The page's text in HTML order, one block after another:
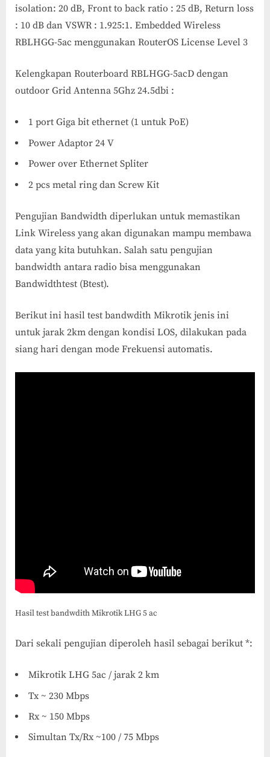
isolation: 20 dB, Front to back ratio : 25 dB, Return loss
: 10 dB dan VSWR : 1.925:1. Embedded Wireless
RBLHGG-5ac menggunakan RouterOS License Level 3
Kelengkapan Routerboard RBLHGG-5acD dengan
outdoor Grid Antenna 5Ghz 24.5dbi :
1 port Giga bit ethernet (1 untuk PoE)
Power Adaptor 24 V
Power over Ethernet Spliter
2 pcs metal ring dan Screw Kit
Pengujian Bandwidth diperlukan untuk memastikan
Link Wireless yang akan digunakan mampu membawa
data yang kita butuhkan. Salah satu pengujian
bandwidth antara radio bisa menggunakan
Bandwidthtest (Btest).
Berikut ini hasil test bandwdith Mikrotik jenis ini
untuk jarak 2km dengan kondisi LOS, dilakukan pada
siang hari dengan mode Frekuensi automatis.
Hasil test bandwdith Mikrotik LHG 5 ac
Dari sekali pengujian diperoleh hasil sebagai berikut *:
Mikrotik LHG 5ac / jarak 2 km
Tx ~ 230 Mbps
Rx ~ 150 Mbps
Simultan Tx/Rx ~100 / 75 Mbps